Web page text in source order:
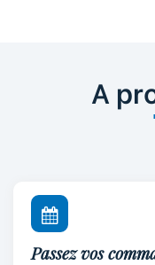
A
Passez vos